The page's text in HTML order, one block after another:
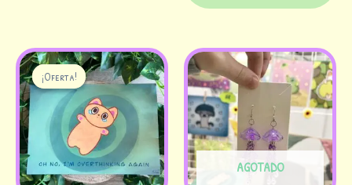
¡Oferta!
¡Oferta!
El
precio
original
era:
5,00 €.
El
precio
actual
es:
3,00 €.
AGOTADO